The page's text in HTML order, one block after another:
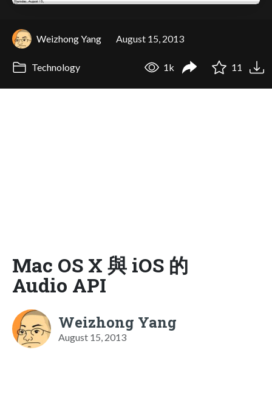
Weizhong Yang August 15, 2013
Technology 1k 11
Mac OS X 與 iOS 的
Audio API
Weizhong Yang
August 15, 2013